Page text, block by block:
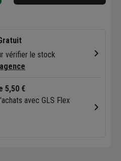
vérifier le stock
5,50 €
avec GLS Flex